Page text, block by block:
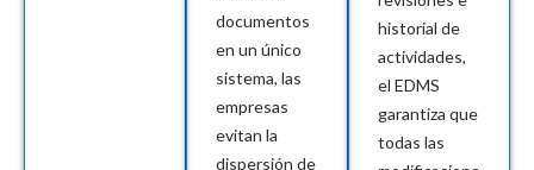
documentos
en un único
sistema, las
empresas
evitan la
dispersión de
historial de
actividades,
el EDMS
garantiza que
todas las